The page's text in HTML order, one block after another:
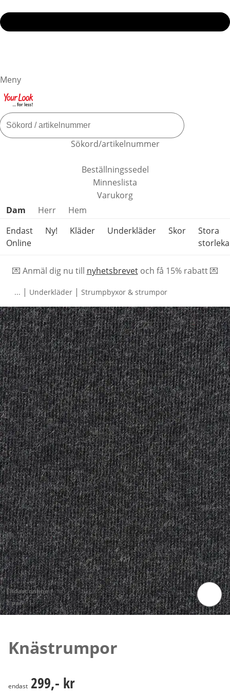
Meny
Sökord/artikelnummer
Beställningssedel
Minneslista
Varukorg
Hoppa över produktkategorier
Dam Herr
Hem
Endast
Online
Ny! Kläder Underkläder Skor
Stora
💌 Anmäl dig nu till nyhetsbrevetoch få 15% rabatt 💌
... | Underkläder | Strumpbyxor & strumpor
Endast online
2 par
Knästrumpor
299,- kr
endast 299,- kr